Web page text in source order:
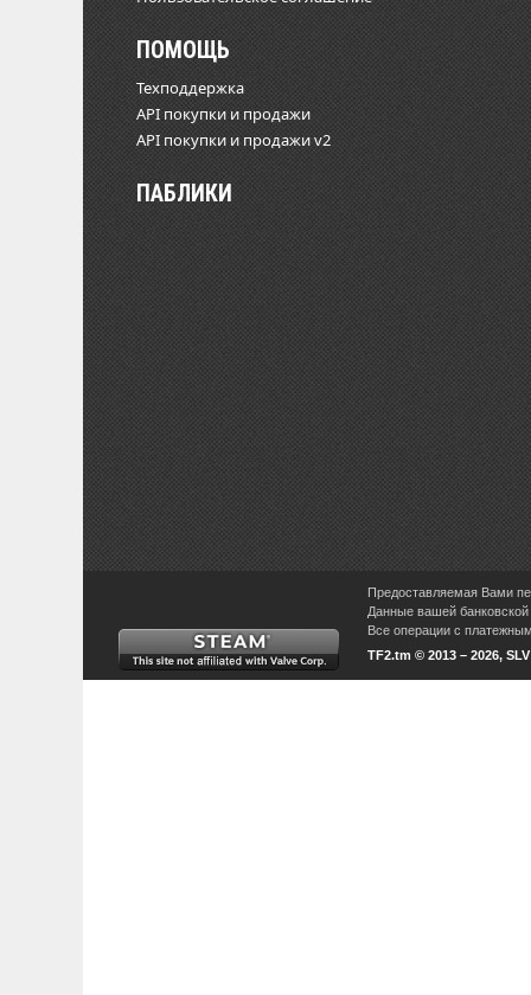
ПОМОЩЬ
Техподдержка
API покупки и продажи
API покупки и продажи v2
ПАБЛИКИ
Предоставляемая Вами
Данные вашей
Все операции с
TF2.tm © 2013 – 2026,